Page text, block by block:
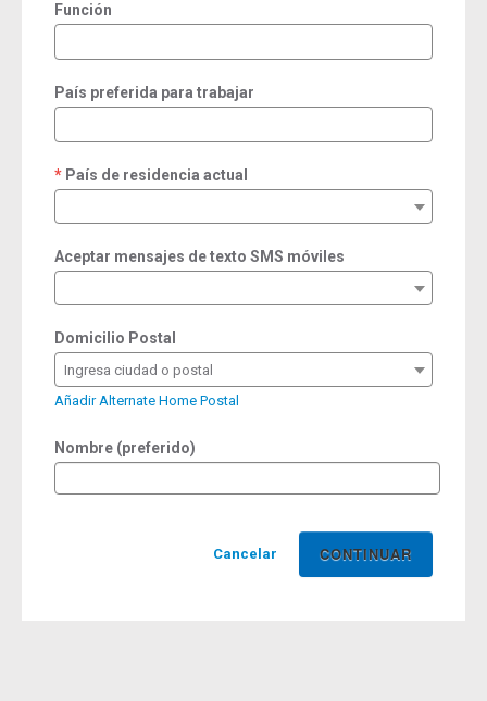
Función
País preferida para trabajar
País de residencia actual
required
Aceptar mensajes de texto SMS móviles
Domicilio Postal
Ingresa ciudad o postal
Añadir Alternate Home Postal
Nombre (preferido)
Cancelar